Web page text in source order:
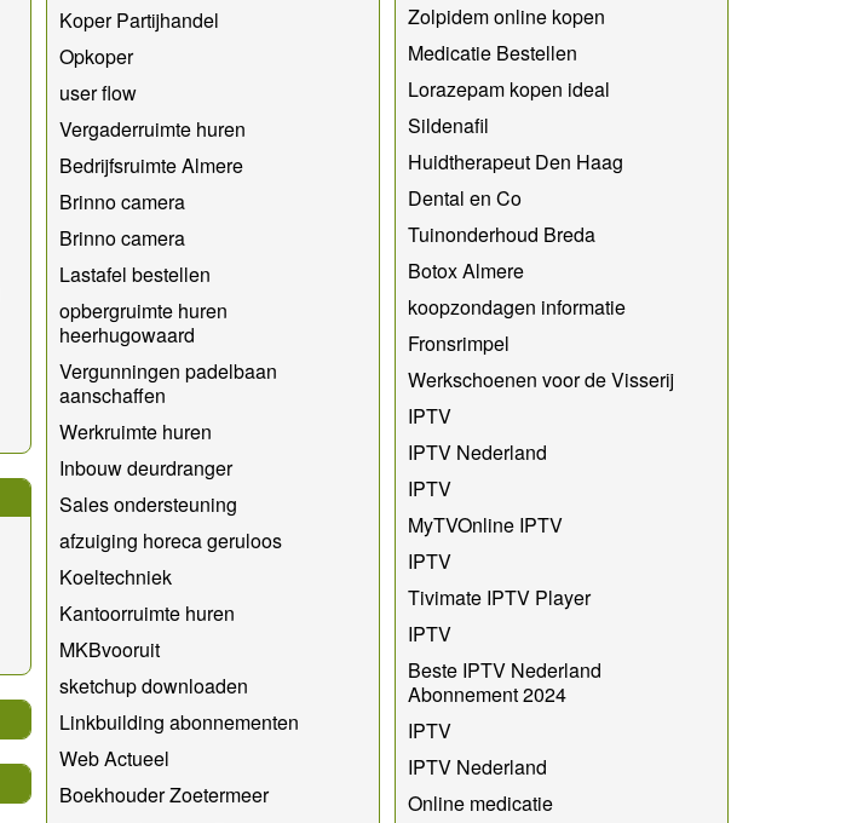
Koper Partijhandel
Opkoper
user flow
Vergaderruimte huren
Bedrijfsruimte Almere
Brinno camera
Brinno camera
Lastafel bestellen
opbergruimte huren
heerhugowaard
Vergunningen padelbaan
aanschaffen
Werkruimte huren
Inbouw deurdranger
Sales ondersteuning
afzuiging horeca geruloos
Koeltechniek
Kantoorruimte huren
MKBvooruit
sketchup downloaden
Linkbuilding abonnementen
Web Actueel
Boekhouder Zoetermeer
Zolpidem online kopen
Medicatie Bestellen
Lorazepam kopen ideal
Sildenafil
Huidtherapeut Den Haag
Dental en Co
Tuinonderhoud Breda
Botox Almere
koopzondagen informatie
Fronsrimpel
Werkschoenen voor de Visserij
IPTV
IPTV Nederland
IPTV
MyTVOnline IPTV
IPTV
Tivimate IPTV Player
IPTV
Beste IPTV Nederland
Abonnement 2024
IPTV
IPTV Nederland
Online medicatie